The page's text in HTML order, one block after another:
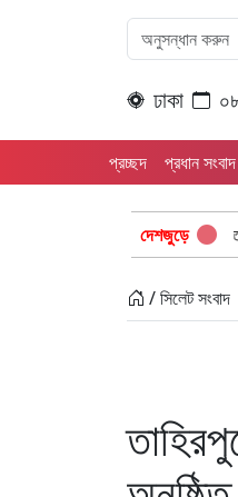
ঢাকা
প্রচ্ছদ প্রধান সংবাদ
দেশজুড়ে
সংঘর্ষ: ঝরে গেল ৮টি তাজা প্রাণ,
/ সিলেট সংবাদ